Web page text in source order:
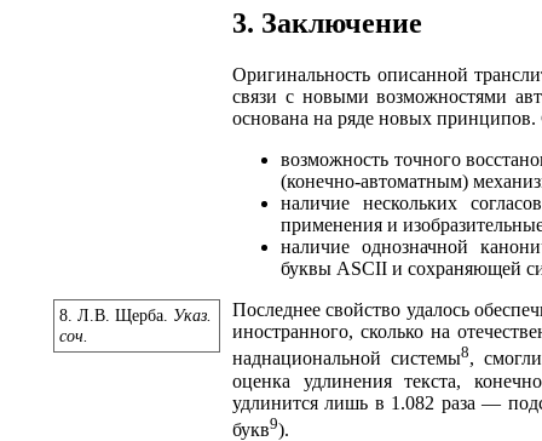
3. Заключение
Оригинальность описанной
связи с новыми возможностями
основана на ряде новых
возможность точного
(конечно-автоматным)
наличие нескольких
применения и
наличие однозначной
буквы ASCII и сохраняющей
8. Л.В. Щерба. Указ.
соч.
Последнее свойство удалось
иностранного, сколько на
наднациональной системы8,
оценка удлинения текста,
удлинится лишь в 1.082 раза —
букв9).